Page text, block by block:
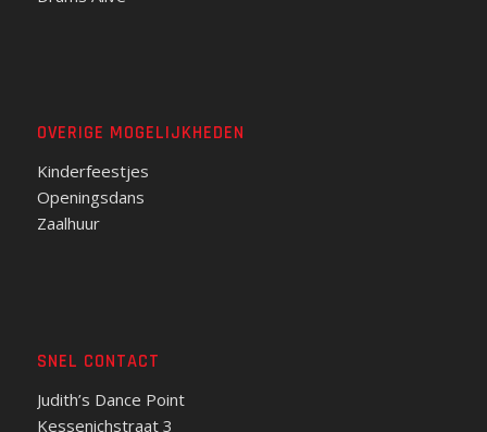
OVERIGE MOGELIJKHEDEN
Kinderfeestjes
Openingsdans
Zaalhuur
SNEL CONTACT
Judith’s Dance Point
Kessenichstraat 3